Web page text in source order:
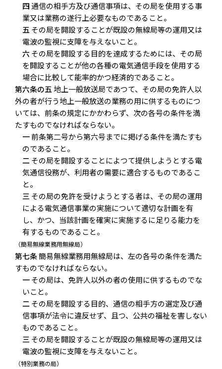
四通信の相手方及び通信事項は、その局を使用する事
業又は業務の遂行上必要なものであること。
五 その局を開設することが既設の無線局等の運用又は
電波の監視に支障を与えないこと。
六 その局を開設する目的を達成するためには、その局
を開設することが他の各種の電気通信手段を使用する
場合に比較して能率的かつ経済的であること。
第六条の五 地上一般放送局であつて、その局の免許人以
外の者が行う地上一般放送の業務の用に供するものにつ
いては、前条の規定にかかわらず、次の各号の条件を満
たすものでなければならない。
一前条第二号から第六号までに掲げる条件を満たすも
のであること。
二その局を開設することによつて提供しようとする電
気通信役務が、利用者の需要に適合するものであるこ
と。
三 その局の免許を受けようとする者は、その局の運用
による電気通信事業の実施について適切な計画を有
し、かつ、当該計画を確実に実施するに足りる能力を
有するものであること。
（簡易無線業務用無線局）
第七条簡易無線業務用無線局は、左の各号の条件を満た
すものでなければならない。
一その局は、免許人以外の者の使用に供するものでな
いこと。
二その局を開設する目的、通信の相手方の選定及び通
信事項が法令に違反せず、且つ、公共の福祉を害しない
ものであること。
三 その局を開設することが既設の無線局等の運用又は
電波の監視に支障を与えないこと。
（特別業務の局）